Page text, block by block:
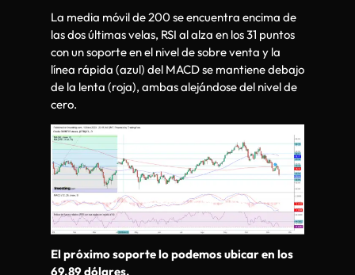
La media móvil de 200 se encuentra encima de
las dos últimas velas, RSI al alza en los 31 puntos
con un soporte en el nivel de sobre venta y la
línea rápida (azul) del MACD se mantiene debajo
de la lenta (roja), ambas alejándose del nivel de
cero.
El próximo soporte lo podemos ubicar en los
69.89 dólares.